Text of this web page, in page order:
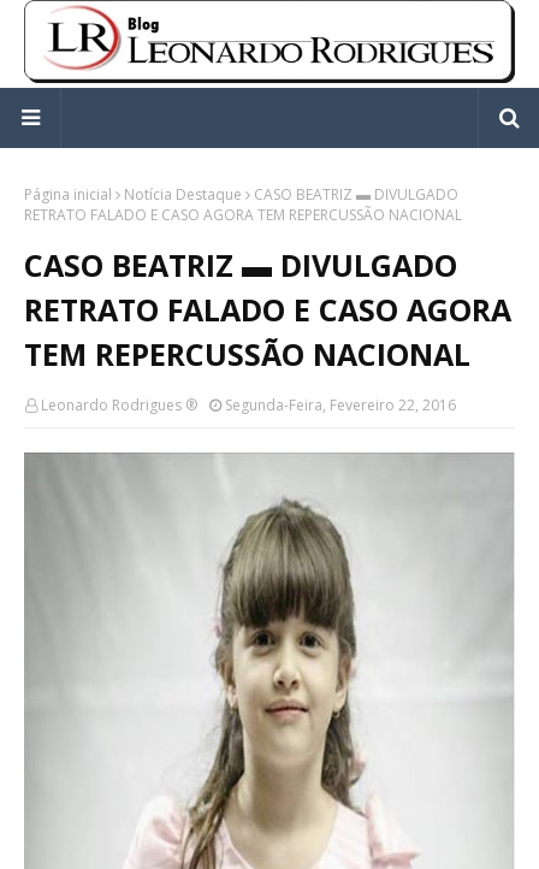
Página inicial Notícia Destaque
CASO BEATRIZ ▬ DIVULGADO
RETRATO FALADO E CASO AGORA TEM REPERCUSSÃO NACIONAL
CASO BEATRIZ ▬ DIVULGADO
RETRATO FALADO E CASO AGORA
TEM REPERCUSSÃO NACIONAL
Leonardo Rodrigues ® Segunda-Feira, Fevereiro 22, 2016